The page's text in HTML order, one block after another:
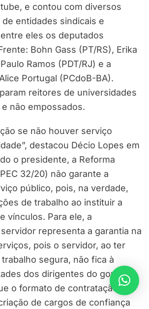
e contou com diversos
entidades sindicais e
eles os deputados
Bohn Gass (PT/RS), Erika
Ramos (PDT/RJ) e a
Portugal (PCdoB-BA).
reitores de universidades
não empossados.
se não houver serviço
destacou Décio Lopes em
o presidente, a Reforma
32/20) não garante a
público, pois, na verdade,
de trabalho ao instituir a
vínculos. Para ele, a
representa a garantia na
pois o servidor, ao ter
segura, não fica à
dos dirigentes do governo.
o formato de contratação
de cargos de confiança